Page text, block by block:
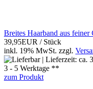
Breites Haarband aus feiner
39,95EUR / Stück
inkl. 19% MwSt. zzgl.
3 - 5 Werktage **
zum Produkt